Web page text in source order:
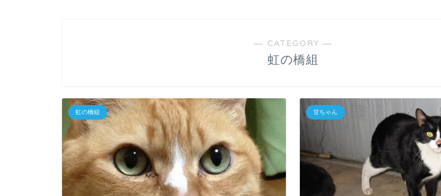
― CATEGORY ―
虹の橋組
虹の橋組 甘ちゃん